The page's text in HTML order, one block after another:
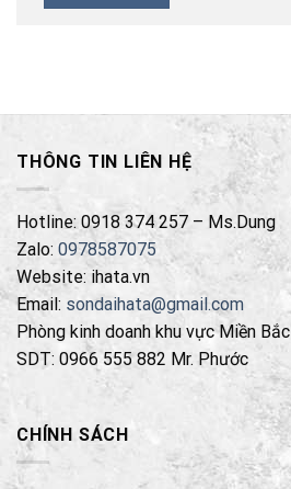
THÔNG TIN LIÊN HỆ
Hotline: 0918 374 257 – Ms.Dung
Zalo: 0978587075
Website: ihata.vn
Email: sondaihata@gmail.com
Phòng kinh doanh khu vực Miền Bắc
SDT: 0966 555 882 Mr. Phước
CHÍNH SÁCH